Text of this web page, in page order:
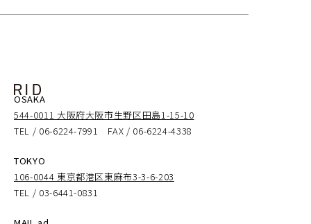
OSAKA
544-0011 大阪府大阪市生野区田島1-15-10
TEL / 06-6224-7991 FAX / 06-6224-4338
TOKYO
106-0044 東京都港区東麻布3-3-6-203
TEL / 03-6441-0831